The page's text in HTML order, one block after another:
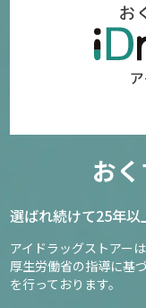
お
選ばれ続けて25年以
アイドラッグストアー
厚生労働省の指導に基
を行っております。